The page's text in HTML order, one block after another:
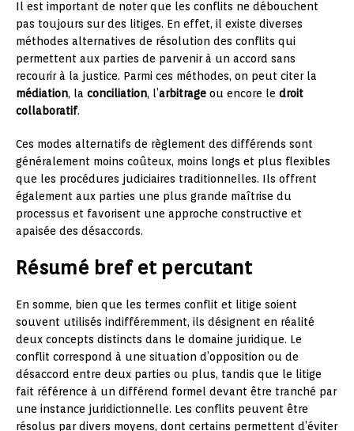
Il est important de noter que les conflits ne débouchent
pas toujours sur des litiges. En effet, il existe diverses
méthodes alternatives de résolution des conflits qui
permettent aux parties de parvenir à un accord sans
recourir à la justice. Parmi ces méthodes, on peut citer la
médiation, la conciliation, l’arbitrage ou encore le droit
collaboratif.
Ces modes alternatifs de règlement des différends sont
généralement moins coûteux, moins longs et plus flexibles
que les procédures judiciaires traditionnelles. Ils offrent
également aux parties une plus grande maîtrise du
processus et favorisent une approche constructive et
apaisée des désaccords.
Résumé bref et percutant
En somme, bien que les termes conflit et litige soient
souvent utilisés indifféremment, ils désignent en réalité
deux concepts distincts dans le domaine juridique. Le
conflit correspond à une situation d’opposition ou de
désaccord entre deux parties ou plus, tandis que le litige
fait référence à un différend formel devant être tranché par
une instance juridictionnelle. Les conflits peuvent être
résolus par divers moyens, dont certains permettent d’éviter